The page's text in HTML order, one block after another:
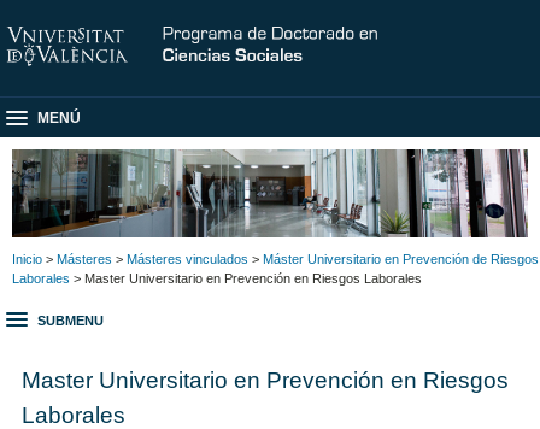
MENÚ
Inicio > Másteres > Másteres vinculados > Máster Universitario en Prevención de Riesgos
Laborales > Master Universitario en Prevención en Riesgos Laborales
SUBMENU
Master Universitario en Prevención en Riesgos
Laborales